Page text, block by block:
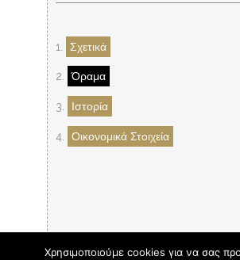
1. Σχετικά
2. Όραμα
3. Ιστορία
4. Οικονομικά Στοιχεία
Χρησιμοποιούμε cookies για να σας